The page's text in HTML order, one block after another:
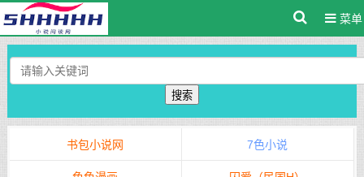
菜单
搜索
书包小说网 7色小说